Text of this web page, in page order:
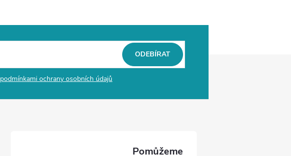
podmínkami ochrany osobních údajů
ODEBÍRAT